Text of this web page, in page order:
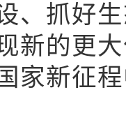
、抓好
新的更
家新征